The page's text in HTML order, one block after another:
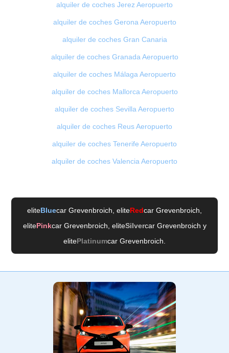
alquiler de coches Jerez Aeropuerto
alquiler de coches Gerona Aeropuerto
alquiler de coches Gran Canaria
alquiler de coches Granada Aeropuerto
alquiler de coches Málaga Aeropuerto
alquiler de coches Mallorca Aeropuerto
alquiler de coches Sevilla Aeropuerto
alquiler de coches Reus Aeropuerto
alquiler de coches Tenerife Aeropuerto
alquiler de coches Valencia Aeropuerto
eliteBluecar Grevenbroich , eliteRedcar Grevenbroich
elitePinkcar Grevenbroich , eliteSilvercar Grevenbroich y
elitePlatinumcar Grevenbroich